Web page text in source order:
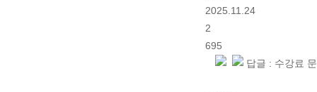
2025.11.24
2
695
답글 : 수강료